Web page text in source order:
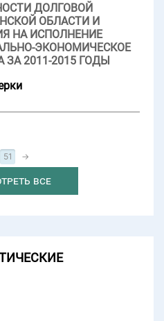
ДОЛГОВОЙ
ОБЛАСТИ И
НА ИСПОЛНЕНИЕ
ЭКОНОМИЧЕСКОЕ
ЗА 2011-2015 ГОДЫ
51 →
все